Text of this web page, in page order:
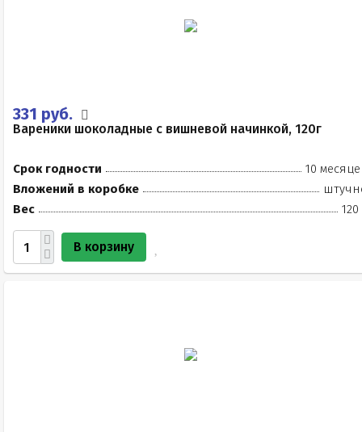
331 руб.
Вареники шоколадные с вишневой начинкой, 120г
Срок годности
10
Вложений в коробке
Вес
120
В корзину